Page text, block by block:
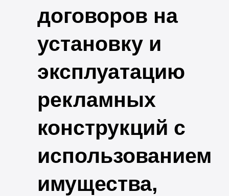
договоров на
установку и
эксплуатацию
рекламных
конструкций с
использованием
имущества,